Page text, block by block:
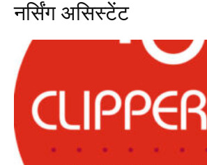
नर्सिंग असिस्टेंट